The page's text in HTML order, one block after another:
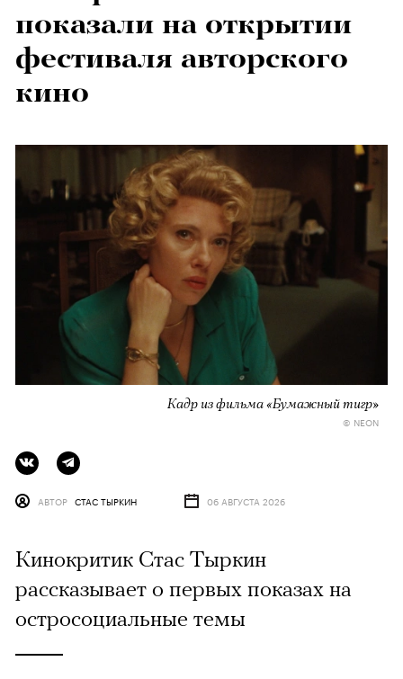
показали на открытии
фестиваля авторского
кино
Кадр из фильма «Бумажный тигр»
© NEON
АВТОР СТАС ТЫРКИН 06 АВГУСТА 2026
Кинокритик Стас Тыркин
рассказывает о первых показах на
остросоциальные темы